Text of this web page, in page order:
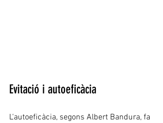
Evitació i autoeficàcia
L'autoeficàcia, segons Albert Bandura, fa